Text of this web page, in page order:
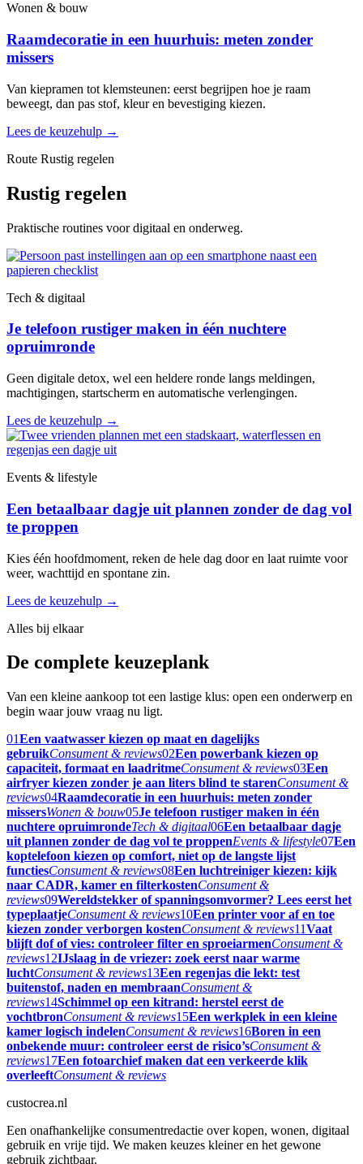
Wonen & bouw
Raamdecoratie in een huurhuis: meten zonder
missers
Van kiepramen tot klemsteunen: eerst begrijpen hoe je raam
beweegt, dan pas stof, kleur en bevestiging kiezen.
Lees de keuzehulp →
Route Rustig regelen
Rustig regelen
Praktische routines voor digitaal en onderweg.
Tech & digitaal
Je telefoon rustiger maken in één nuchtere
opruimronde
Geen digitale detox, wel een heldere ronde langs meldingen,
machtigingen, startscherm en automatische verlengingen.
Lees de keuzehulp →
Events & lifestyle
Een betaalbaar dagje uit plannen zonder de dag vol
te proppen
Kies één hoofdmoment, reken de hele dag door en laat ruimte voor
weer, wachttijd en spontane zin.
Lees de keuzehulp →
Alles bij elkaar
De complete keuzeplank
Van een kleine aankoop tot een lastige klus: open een onderwerp en
begin waar jouw vraag nu ligt.
01Een vaatwasser kiezen op maat en dagelijks
gebruikConsument & reviews02Een powerbank kiezen op
capaciteit, formaat en laadritmeConsument & reviews03Een
airfryer kiezen zonder je aan liters blind te starenConsument &
reviews04Raamdecoratie in een huurhuis: meten zonder
missersWonen & bouw05Je telefoon rustiger maken in één
nuchtere opruimrondeTech & digitaal06Een betaalbaar dagje
uit plannen zonder de dag vol te proppenEvents & lifestyle07Een
koptelefoon kiezen op comfort, niet op de langste lijst
functiesConsument & reviews08Een luchtreiniger kiezen: kijk
naar CADR, kamer en filterkostenConsument &
reviews09Wereldstekker of spanningsomvormer? Lees eerst het
typeplaatjeConsument & reviews10Een printer voor af en toe
kiezen zonder verborgen kostenConsument & reviews11Vaat
blijft dof of vies: controleer filter en sproeiarmenConsument &
reviews12IJslaag in de vriezer: zoek eerst naar warme
luchtConsument & reviews13Een regenjas die lekt: test
buitenstof, naden en membraanConsument &
reviews14Schimmel op een kitrand: herstel eerst de
vochtbronConsument & reviews15Een werkplek in een kleine
kamer logisch indelenConsument & reviews16Boren in een
onbekende muur: controleer eerst de risico’sConsument &
reviews17Een fotoarchief maken dat een verkeerde klik
overleeftConsument & reviews
custocrea.nl
Een onafhankelijke consumentredactie over kopen, wonen, digitaal
gebruik en vrije tijd. We maken keuzes kleiner en het gewone
gebruik zichtbaar.